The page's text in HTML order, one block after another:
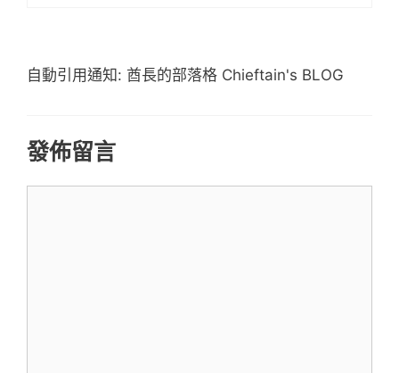
自動引用通知: 酋長的部落格 Chieftain's BLOG
發佈留言